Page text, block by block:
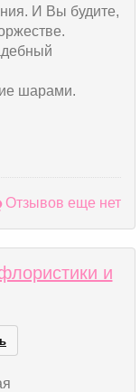
И Вы будите,
шарами.
Отзывов еще нет
и